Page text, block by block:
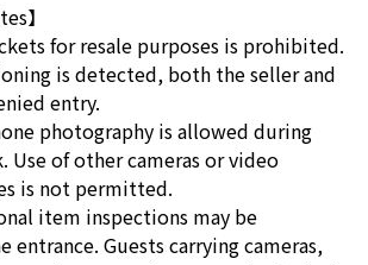
】
for resale purposes is prohibited.
is detected, both the seller and
entry.
photography is allowed during
Use of other cameras or video
is not permitted.
item inspections may be
entrance. Guests carrying cameras,